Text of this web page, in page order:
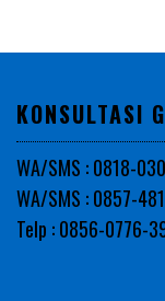
KONSULTASI
WA/SMS : 0818-
WA/SMS : 0857-
Telp : 0856-0776-